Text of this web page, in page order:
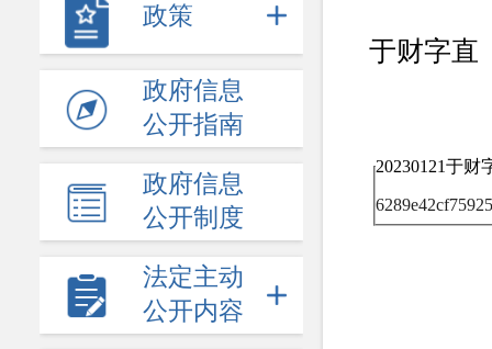
政策
政府信息
公开指南
政府信息
公开制度
法定主动
公开内容
于财字直
20230121于财